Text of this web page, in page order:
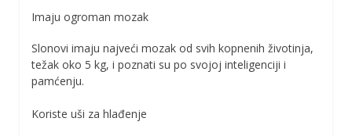
Imaju ogroman mozak
Slonovi imaju najveći mozak od svih kopnenih životinja,
težak oko 5 kg, i poznati su po svojoj inteligenciji i
pamćenju.
Koriste uši za hlađenje